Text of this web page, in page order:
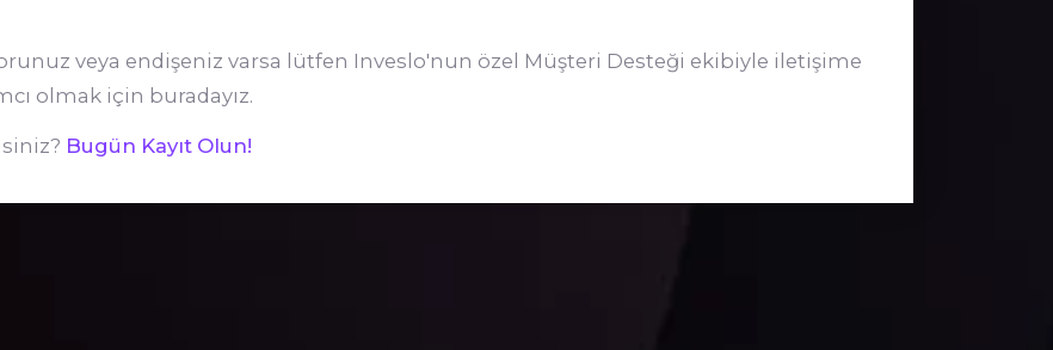
veya endişeniz varsa lütfen Inveslo'nun özel Müşteri Desteği ekibiyle iletişime
olmak için buradayız.
Bugün Kayıt Olun!